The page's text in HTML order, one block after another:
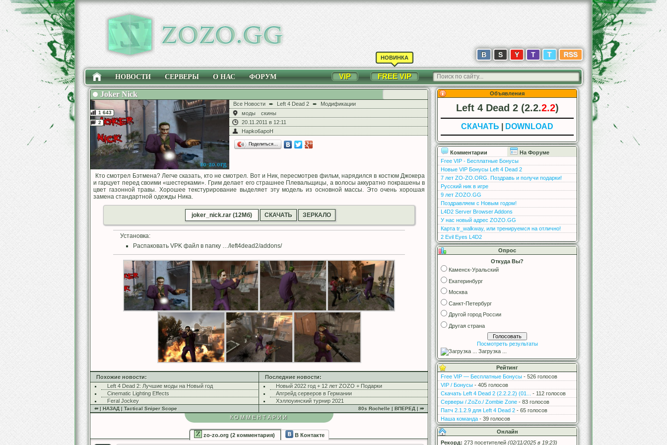
В S Y T T RSS
НОВОСТИ СЕРВЕРЫ О НАС ФОРУМ FREE VIP
НОВИНКА
VIP
Joker Nick
Все Новости ➨ Left 4 Dead 2 ➨
Модификации
моды
скины
20.11.2011 в 12:11
Hapko6apoH
Поделиться…
Кто смотрел Бэтмена? Легче сказать, кто не смотрел. Вот и Ник, пересмотрев фильм, нарядился в костюм Джокера
и гарцует перед своими «шестерками». Грим делает его страшнее Плевальщицы, а волосы аккуратно покрашены в
цвет газонной травы. Хорошее текстурирование выделяет эту модель из основной массы. Это очень хорошая
замена стандартной одежды Ника.
joker_nick.rar (12Мб) СКАЧАТЬ ЗЕРКАЛО
Установка:
Распаковать VPK файл в папку …/left4dead2/addons/
1 643
2
Похожие новости:
Left 4 Dead 2: Лучшие моды на Новый год
Cinematic Lighting Effects
Feral Jockey
Последние новости:
Новый 2022 год + 12 лет ZOZO + Подарки
Апгрейд серверов в Германии
Хэллоуинский турнир 2021
⇚ | НАЗАД | Tactical Sniper Scope 80s Rochelle | ВПЕРЕД | ⇛
КОММЕНТАРИИ
zo-zo.org (2 комментария) В Контакте
Объявления
Left 4 Dead 2 (2.2.2.2)
СКАЧАТЬ DOWNLOAD
Комментарии
На Форуме
Free VIP - Бесплатные Бонусы
Новые VIP Бонусы Left 4 Dead 2
7 лет ZO-ZO.ORG. Поздравь и получи подарки!
Русский ник в игре
9 лет ZOZO.GG
Поздравляем с Новым годом!
L4D2 Server Browser Addons
У нас новый адрес ZOZO.GG
Карта tr_walkway, или тренируемся на отлично!
2 Evil Eyes L4D2
Опрос
Откуда Вы?
Каменск-Уральский
Екатеринбург
Москва
Санкт-Петербург
Другой город России
Другая страна
Посмотреть результаты
Загрузка ...
Рейтинг
Free VIP — Бесплатные Бонусы - 526 голосов
VIP / Бонусы - 405 голосов
Скачать Left 4 Dead 2 (2.2.2.2) (01...
- 112 голосов
Серверы /.ZoZo./ Zombie Zone - 83 голосов
Патч 2.1.2.9 для Left 4 Dead 2 - 65 голосов
Наша команда - 39 голосов
Онлайн
Рекорд: 273 посетителей (02/11/2025 в 19:23)